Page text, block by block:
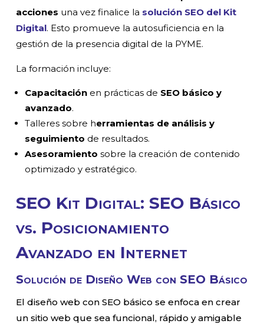
acciones una vez finalice la solución SEO del Kit
Digital. Esto promueve la autosuficiencia en la
gestión de la presencia digital de la PYME.
La formación incluye:
Capacitación en prácticas de SEO básico y
avanzado.
Talleres sobre herramientas de análisis y
seguimiento de resultados.
Asesoramiento sobre la creación de contenido
optimizado y estratégico.
SEO Kit Digital: SEO Básico
vs. Posicionamiento
Avanzado en Internet
Solución de Diseño Web con SEO Básico
El diseño web con SEO básico se enfoca en crear
un sitio web que sea funcional, rápido y amigable